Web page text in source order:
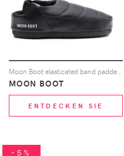
MOON BOOT
ENTDECKEN SIE
-5%